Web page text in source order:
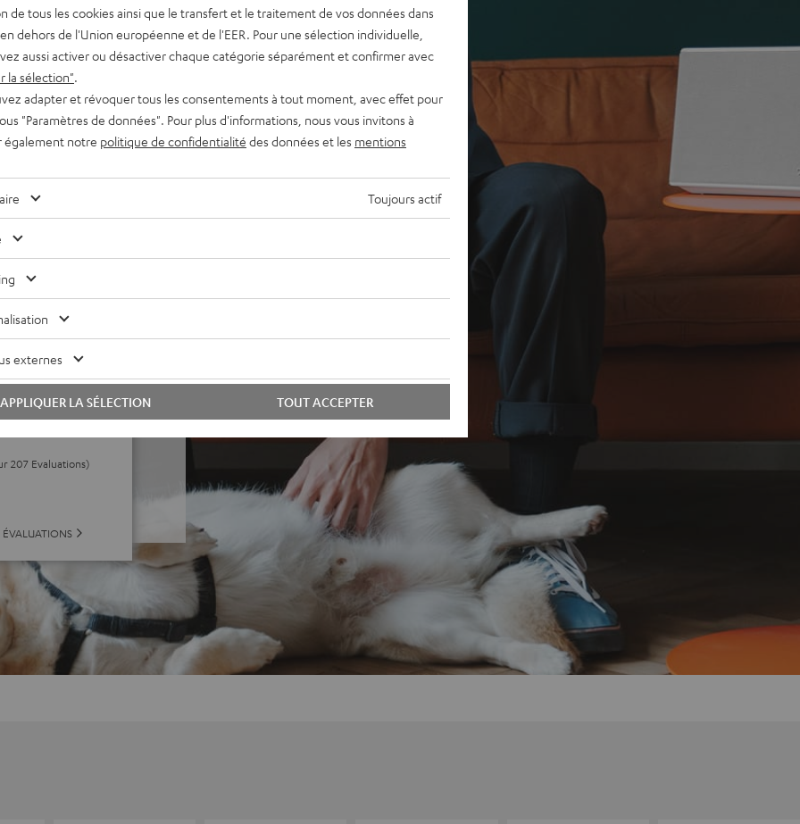
deux latéraux, un
enveloppant depuis
basses réglable, DSP
rechargeable jouant
un transport facile
roue de volume,
la sélection des
Raumfeld et n'est pas
207 Evaluations)
ÉVALUATIONS
de tous les cookies ainsi que le transfert et le traitement de vos données dans
dehors de l'Union européenne et de l'EER. Pour une sélection individuelle,
aussi activer ou désactiver chaque catégorie séparément et confirmer avec
la sélection"
adapter et révoquer tous les consentements à tout moment, avec effet pour
"Paramètres de données". Pour plus d'informations, nous vous invitons à
également notre politique de confidentialité des données et les mentions
Toujours actif
externes
TOUT ACCEPTER
APPLIQUER LA SÉLECTION